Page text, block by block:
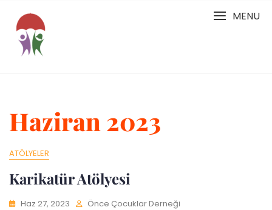
content
MENU
Haziran 2023
ATÖLYELER
Karikatür Atölyesi
Haz 27, 2023 Önce Çocuklar Derneği